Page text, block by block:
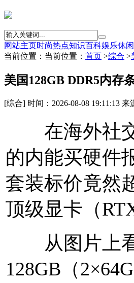
网站主页时尚热点知识百科娱乐休闲
当前位置：当前位置： 首页 >综合 >
美国128GB DDR5内存
[综合] 时间：2026-08-08 19:11:13 来
在海外社交
的内能买硬件
套装标价竟然
顶级显卡（
从图片上看
128GB（